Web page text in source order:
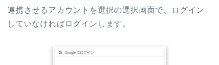
連携させるアカウントを選択の選択画面で、ログイン
していなければログインします。